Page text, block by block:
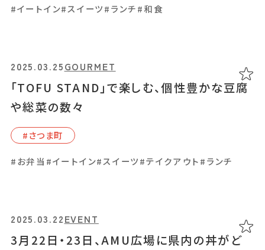
#イートイン#スイーツ#ランチ#和食
「TOFU STAND」で楽しむ、個性豊かな豆腐
や総菜の数々
2025.03.25GOURMET
#さつま町
#お弁当 #イートイン#スイーツ#テイクアウト#ランチ
3月22日・23日、AMU広場に県内の丼がど
2025.03.22EVENT
#モーニング
「LiSA COFFEE STAND」気軽に立ち寄れ
る、名山町のコーヒースタンド
2024.11.24GOURMET
#イートイン#カフェ#コーヒー